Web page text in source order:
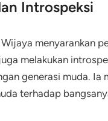
Introspeksi
menyarankan
melakukan
generasi muda.
terhadap